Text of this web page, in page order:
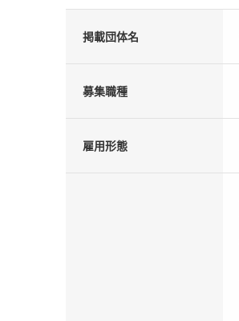
掲載団体名
募集職種
雇用形態